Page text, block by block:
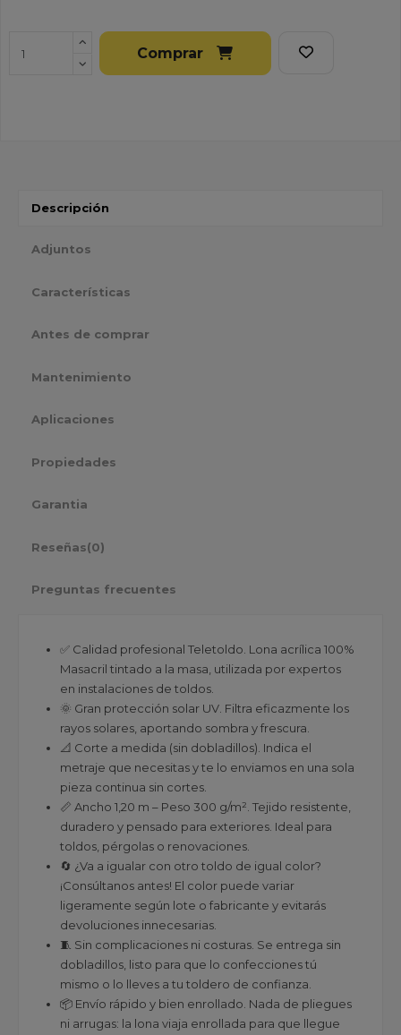
Comprar
Descripción
Adjuntos
Características
Antes de comprar
Mantenimiento
Aplicaciones
Propiedades
Garantia
Reseñas(0)
Preguntas frecuentes
✅ Calidad profesional Teletoldo. Lona acrílica 100%
Masacril tintado a la masa, utilizada por expertos
en instalaciones de toldos.
🌞 Gran protección solar UV. Filtra eficazmente los
rayos solares, aportando sombra y frescura.
📐 Corte a medida (sin dobladillos). Indica el
metraje que necesitas y te lo enviamos en una sola
pieza continua sin cortes.
📏 Ancho 1,20 m – Peso 300 g/m². Tejido resistente,
duradero y pensado para exteriores. Ideal para
toldos, pérgolas o renovaciones.
🔄 ¿Va a igualar con otro toldo de igual color?
¡Consúltanos antes! El color puede variar
ligeramente según lote o fabricante y evitarás
devoluciones innecesarias.
🧵 Sin complicaciones ni costuras. Se entrega sin
dobladillos, listo para que lo confecciones tú
mismo o lo lleves a tu toldero de confianza.
📦 Envío rápido y bien enrollado. Nada de pliegues
ni arrugas: la lona viaja enrollada para que llegue